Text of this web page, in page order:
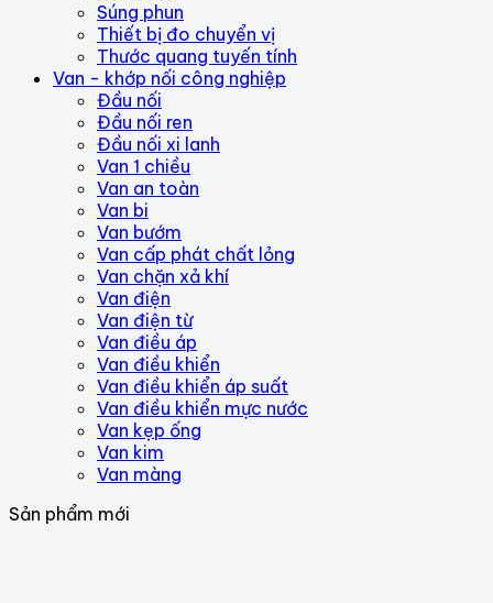
Súng phun
Thiết bị đo chuyển vị
Thước quang tuyến tính
Van - khớp nối công nghiệp
Đầu nối
Đầu nối ren
Đầu nối xi lanh
Van 1 chiều
Van an toàn
Van bi
Van bướm
Van cấp phát chất lỏng
Van chặn xả khí
Van điện
Van điện từ
Van điều áp
Van điều khiển
Van điều khiển áp suất
Van điều khiển mực nước
Van kẹp ống
Van kim
Van màng
Sản phẩm mới